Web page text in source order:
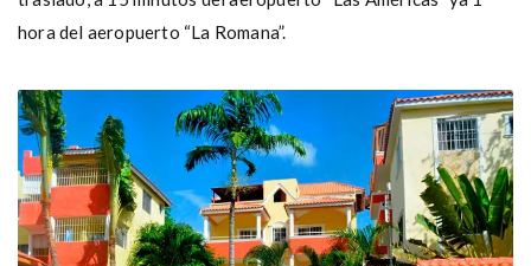
hora del aeropuerto “La Romana”.